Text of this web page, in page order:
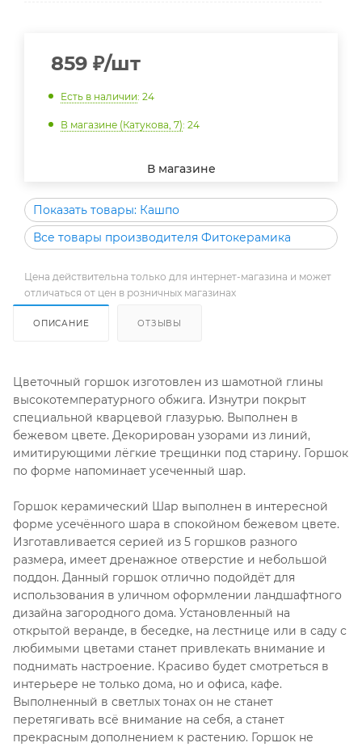
859 ₽/шт
Есть в наличии: 24
В магазине (Катукова, 7): 24
В магазине
Показать товары: Кашпо
Все товары производителя Фитокерамика
Цена действительна только для интернет-магазина и может
отличаться от цен в розничных магазинах
ОПИСАНИЕ ОТЗЫВЫ
Цветочный горшок изготовлен из шамотной глины
высокотемпературного обжига. Изнутри покрыт
специальной кварцевой глазурью. Выполнен в
бежевом цвете. Декорирован узорами из линий,
имитирующими лёгкие трещинки под старину. Горшок
по форме напоминает усеченный шар.
Горшок керамический Шар выполнен в интересной
форме усечённого шара в спокойном бежевом цвете.
Изготавливается серией из 5 горшков разного
размера, имеет дренажное отверстие и небольшой
поддон. Данный горшок отлично подойдёт для
использования в уличном оформлении ландшафтного
дизайна загородного дома. Установленный на
открытой веранде, в беседке, на лестнице или в саду с
любимыми цветами станет привлекать внимание и
поднимать настроение. Красиво будет смотреться в
интерьере не только дома, но и офиса, кафе.
Выполненный в светлых тонах он не станет
перетягивать всё внимание на себя, а станет
прекрасным дополнением к растению. Горшок не